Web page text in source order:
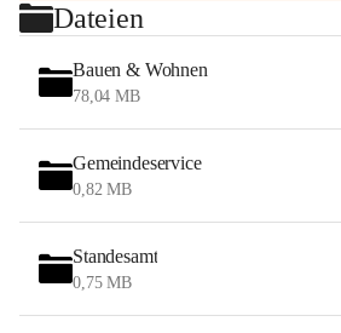
Dateien
Bauen & Wohnen
78,04 MB
Gemeindeservice
0,82 MB
Standesamt
0,75 MB